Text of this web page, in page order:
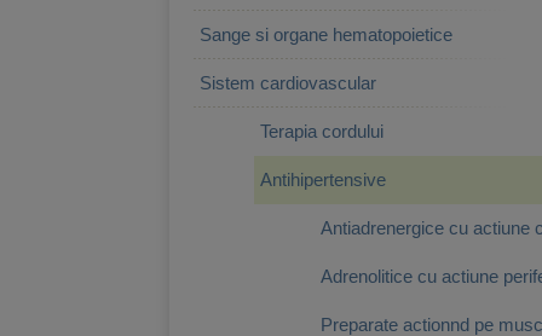
Sange si organe hematopoietice
Sistem cardiovascular
Terapia cordului
Antihipertensive
Antiadrenergice cu actiune
Adrenolitice cu actiune
Preparate actionnd pe